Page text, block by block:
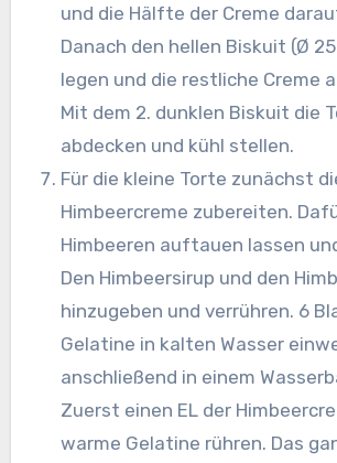
und die Hälfte der Creme
Danach den hellen Biskuit (Ø
legen und die restliche Creme
Mit dem 2. dunklen Biskuit die
abdecken und kühl stellen.
Für die kleine Torte zunächst
Himbeercreme zubereiten.
Himbeeren auftauen lassen
Den Himbeersirup und den
hinzugeben und verrühren. 6
Gelatine in kalten Wasser
anschließend in einem
Zuerst einen EL der
warme Gelatine rühren. Das